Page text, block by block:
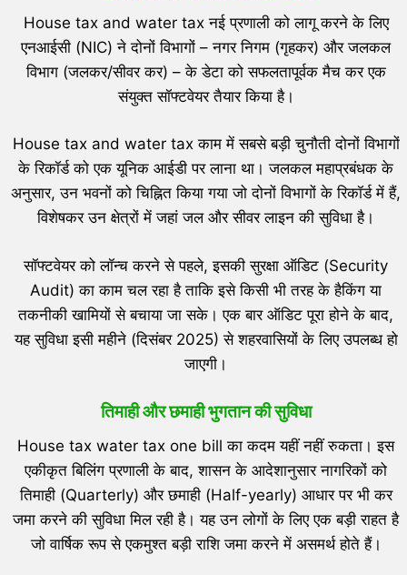
House tax and water tax नई प्रणाली को लागू करने के लिए
एनआईसी (NIC) ने दोनों विभागों – नगर निगम (गृहकर) और जलकल
विभाग (जलकर/सीवर कर) – के डेटा को सफलतापूर्वक मैच कर एक
संयुक्त सॉफ्टवेयर तैयार किया है।
House tax and water tax काम में सबसे बड़ी चुनौती दोनों विभागों
के रिकॉर्ड को एक यूनिक आईडी पर लाना था। जलकल महाप्रबंधक के
अनुसार, उन भवनों को चिह्नित किया गया जो दोनों विभागों के रिकॉर्ड में हैं,
विशेषकर उन क्षेत्रों में जहां जल और सीवर लाइन की सुविधा है।
सॉफ्टवेयर को लॉन्च करने से पहले, इसकी सुरक्षा ऑडिट (Security
Audit) का काम चल रहा है ताकि इसे किसी भी तरह के हैकिंग या
तकनीकी खामियों से बचाया जा सके। एक बार ऑडिट पूरा होने के बाद,
यह सुविधा इसी महीने (दिसंबर 2025) से शहरवासियों के लिए उपलब्ध हो
जाएगी।
तिमाही और छमाही भुगतान की सुविधा
House tax water tax one bill का कदम यहीं नहीं रुकता। इस
एकीकृत बिलिंग प्रणाली के बाद, शासन के आदेशानुसार नागरिकों को
तिमाही (Quarterly) और छमाही (Half-yearly) आधार पर भी कर
जमा करने की सुविधा मिल रही है। यह उन लोगों के लिए एक बड़ी राहत है
जो वार्षिक रूप से एकमुश्त बड़ी राशि जमा करने में असमर्थ होते हैं।